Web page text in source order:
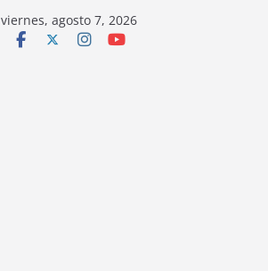
viernes, agosto 7, 2026